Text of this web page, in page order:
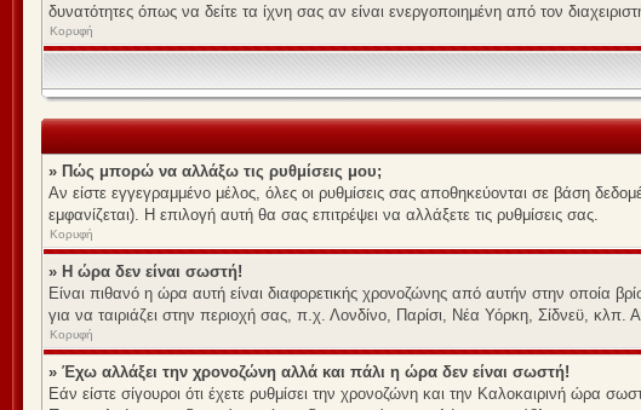
δυνατότητες όπως να δείτε τα ίχνη σας αν είναι ενεργοποιημένη από τον
Κορυφή
» Πώς μπορώ να αλλάξω τις ρυθμίσεις μου;
Αν είστε εγγεγραμμένο μέλος, όλες οι ρυθμίσεις σας αποθηκεύονται σε βάση
εμφανίζεται). Η επιλογή αυτή θα σας επιτρέψει να αλλάξετε τις ρυθμίσεις σας.
Κορυφή
» Η ώρα δεν είναι σωστή!
Είναι πιθανό η ώρα αυτή είναι διαφορετικής χρονοζώνης από αυτήν στην οποία
για να ταιριάζει στην περιοχή σας, π.χ. Λονδίνο, Παρίσι, Νέα Υόρκη, Σίδνεϋ, κλπ.
Κορυφή
» Έχω αλλάξει την χρονοζώνη αλλά και πάλι η ώρα δεν είναι σωστή!
Εάν είστε σίγουροι ότι έχετε ρυθμίσει την χρονοζώνη και την Καλοκαιρινή ώρα